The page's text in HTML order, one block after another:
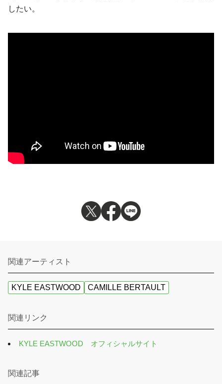
したい。
関連アーティスト
KYLE EASTWOOD CAMILLE BERTAULT
関連リンク
KYLE EASTWOOD オフィシャルサイト
関連記事